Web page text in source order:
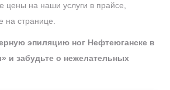
цены на наши услуги в прайсе,
странице.
эпиляцию ног Нефтеюганске в
и забудьте о нежелательных